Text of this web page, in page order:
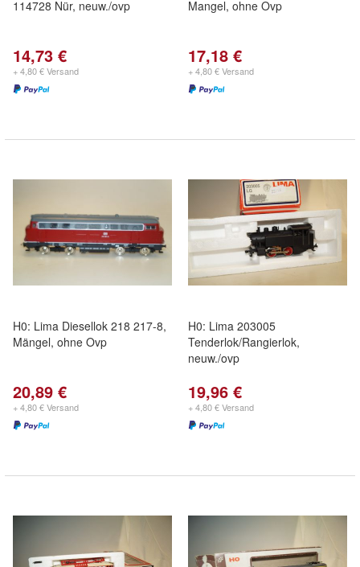
114728 Nür, neuw./ovp
14,73 €
+ 4,80 € Versand
Mangel, ohne Ovp
17,18 €
+ 4,80 € Versand
H0: Lima Diesellok 218 217-8,
Mängel, ohne Ovp
20,89 €
+ 4,80 € Versand
H0: Lima 203005
Tenderlok/Rangierlok,
neuw./ovp
19,96 €
+ 4,80 € Versand